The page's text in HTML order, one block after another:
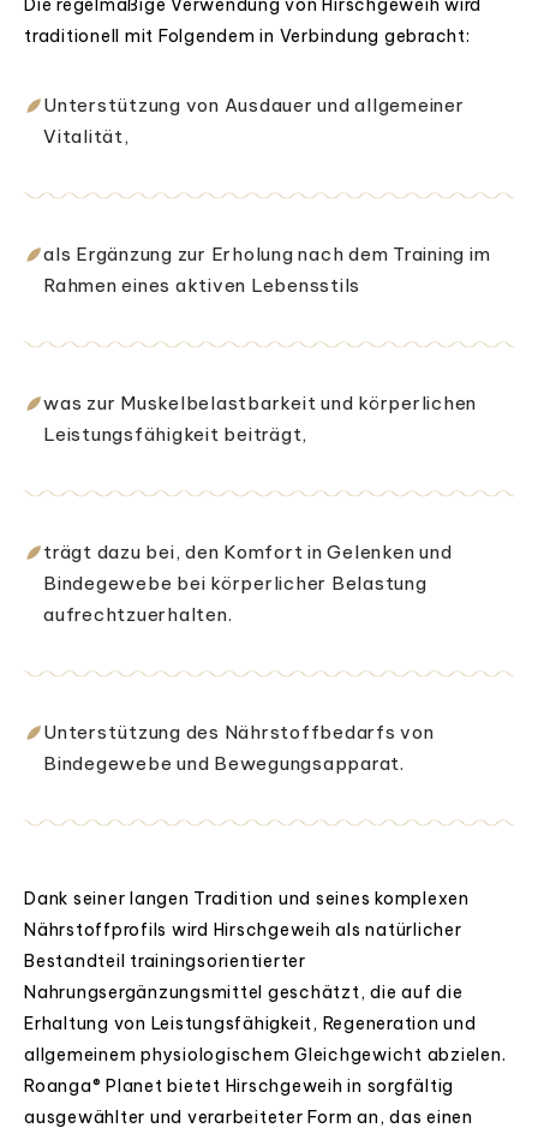
Die regelmäßige Verwendung von Hirschgeweih wird
traditionell mit Folgendem in Verbindung gebracht:
Unterstützung von Ausdauer und allgemeiner
Vitalität,
als Ergänzung zur Erholung nach dem Training im
Rahmen eines aktiven Lebensstils
was zur Muskelbelastbarkeit und körperlichen
Leistungsfähigkeit beiträgt,
trägt dazu bei, den Komfort in Gelenken und
Bindegewebe bei körperlicher Belastung
aufrechtzuerhalten.
Unterstützung des Nährstoffbedarfs von
Bindegewebe und Bewegungsapparat.
Dank seiner langen Tradition und seines komplexen
Nährstoffprofils wird Hirschgeweih als natürlicher
Bestandteil trainingsorientierter
Nahrungsergänzungsmittel geschätzt, die auf die
Erhaltung von Leistungsfähigkeit, Regeneration und
allgemeinem physiologischem Gleichgewicht abzielen.
Roanga® Planet bietet Hirschgeweih in sorgfältig
ausgewählter und verarbeiteter Form an, das einen